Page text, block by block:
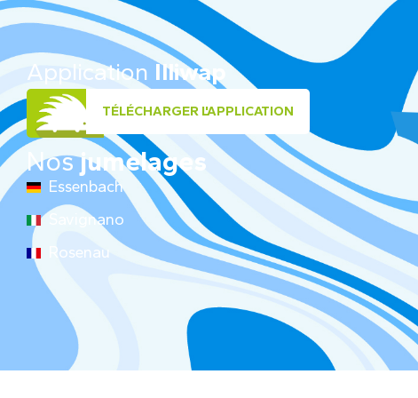
ApplicationIlliwap
TÉLÉCHARGER L'APPLICATION
Nosjumelages
Essenbach
Savignano
Rosenau